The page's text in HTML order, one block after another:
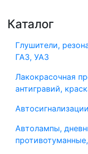
Каталог
Глушители,
ГАЗ, УАЗ
Лакокрасочная
антигравий,
Автолампы,